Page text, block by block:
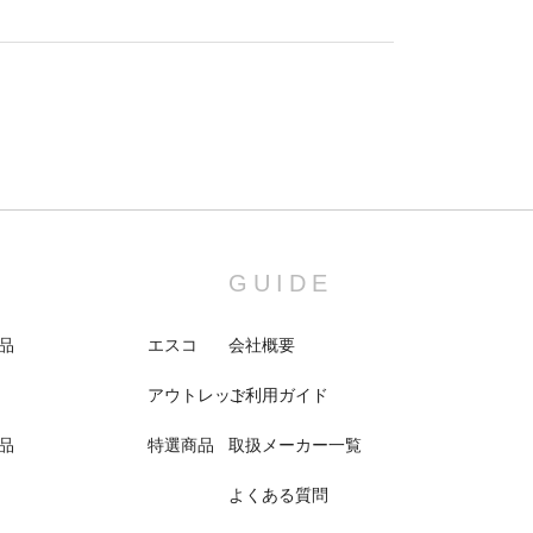
エスコ
アウトレット
特選商品
GUIDE
会社概要
ご利用ガイド
取扱メーカー一覧
よくある質問